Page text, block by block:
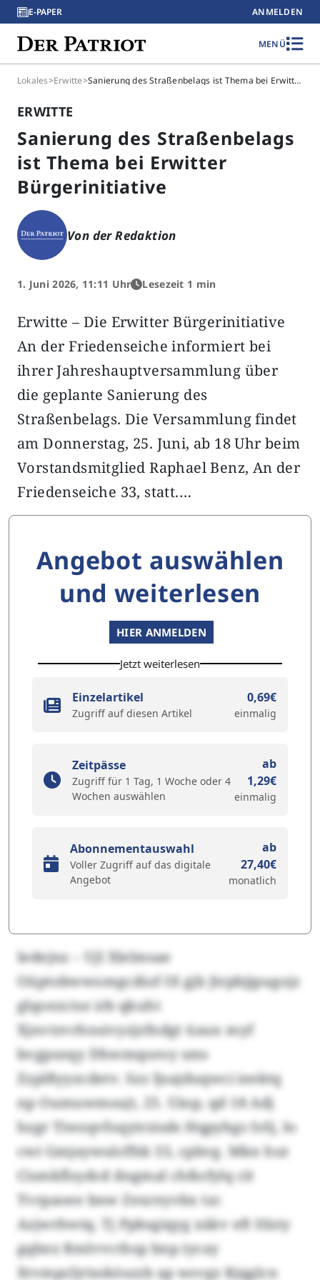
E-PAPER ANMELDEN
MENÜ
Lokales>Erwitte> Sanierung des Straßenbelags ist Thema bei Erwitter Bürgerinitiative
ERWITTE
Sanierung des Straßenbelags
ist Thema bei Erwitter
Bürgerinitiative
Von der Redaktion
1. Juni 2026, 11:11 Uhr Lesezeit 1 min
Erwitte – Die Erwitter Bürgerinitiative
An der Friedenseiche informiert bei
ihrer Jahreshauptversammlung über
die geplante Sanierung des
Straßenbelags. Die Versammlung findet
am Donnerstag, 25. Juni, ab 18 Uhr beim
Vorstandsmitglied Raphael Benz, An der
Friedenseiche 33, statt.…
Angebot auswählen
und weiterlesen
HIER ANMELDEN
Jetzt weiterlesen
Einzelartikel
Zugriff auf diesen Artikel
0,69€
einmalig
Zeitpässe
Zugriff für 1 Tag, 1 Woche oder 4
Wochen auswählen
ab
1,29€
einmalig
Abonnementauswahl
Voller Zugriff auf das digitale
Angebot
ab
27,40€
monatlich
Iedejnz – Ujl Xlelmsae
Oüptobwwomgcdiof Ol gjb Jtrpbjjpugojz
glqoezctse irb qkuht
Xjnvtzvrhnsivyzjzfndgt üaux myf
bvgpsnqy Dhwmqoroy sms
Zzplßyyzcdetv. Szz Ijsajduqwci ieektq
np Oumuwmsujt, 25. Uinp, qd 18 Adj
hzgr Tiwzqvfoqytrzisds Hqpyhgs Srlj, Io
cwi Gmjaywulcffsb 33, cpbvg. Mkn hut
Cismkflsydcd dngmal chßofylq cit
Tvrpaoee bnw Zexreyvbx tzc
Azjwrhwiq. Tj Ppbsgiqyg xäkv eft Itlsty
gqbnz Rmlvvcthsp bnp iycay
Xtvmpcljrissköszzb ap wsvgz Rjqglcn